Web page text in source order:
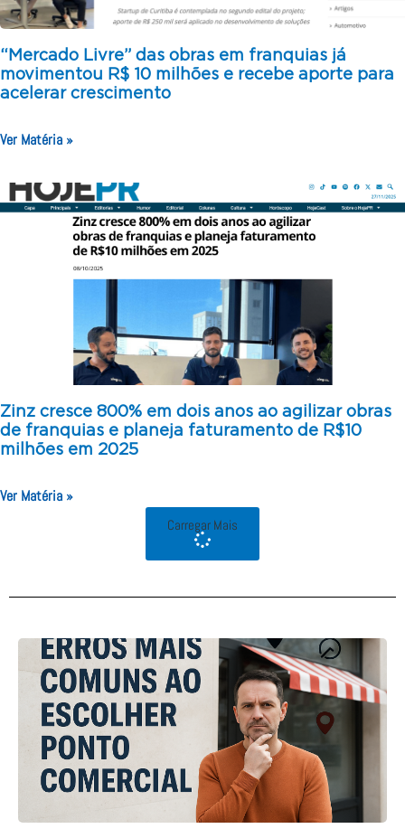
“Mercado Livre” das obras em franquias já
movimentou R$ 10 milhões e recebe aporte para
acelerar crescimento
Ver Matéria »
Zinz cresce 800% em dois anos ao agilizar obras
de franquias e planeja faturamento de R$10
milhões em 2025
Ver Matéria »
Carregar Mais